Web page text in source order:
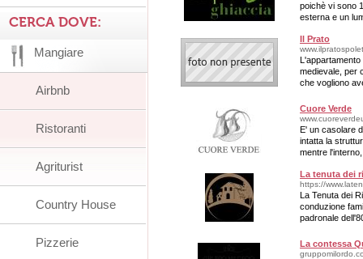
poichè vi sono
esterna e un
Il Prato
medievale, per
che vogliono
Cuore Verde
E' un casolare
intatta la
mentre
La tenuta dei
https://
La Tenuta dei
conduzione
padronale
La contessa
CERCA DOVE:
Mangiare
Airbnb
Ristoranti
Agriturist
Country House
Pizzerie